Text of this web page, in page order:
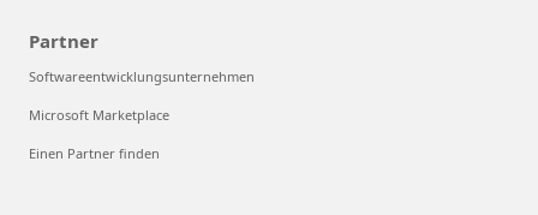
Partner
Softwareentwicklungsunternehmen
Microsoft Marketplace
Einen Partner finden